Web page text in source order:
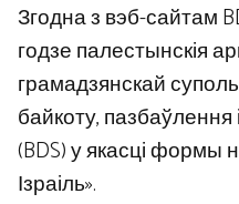
Згодна з вэб-сайтам
годзе палестынскія
грамадзянскай
байкоту,
(BDS) у якасці формы
Ізраіль».